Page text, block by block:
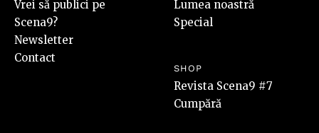
Vrei să publici pe
Scena9?
Newsletter
Contact
Lumea noastră
Special
SHOP
Revista Scena9 #7
Cumpără